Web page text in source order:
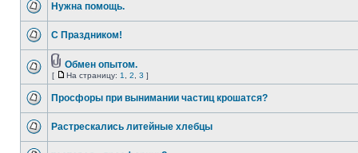
Нужна помощь.
С Праздником!
Обмен опытом.
[ На страницу: 1 2 3 ]
Просфоры при вынимании частиц крошатся?
Растрескались литейные хлебцы